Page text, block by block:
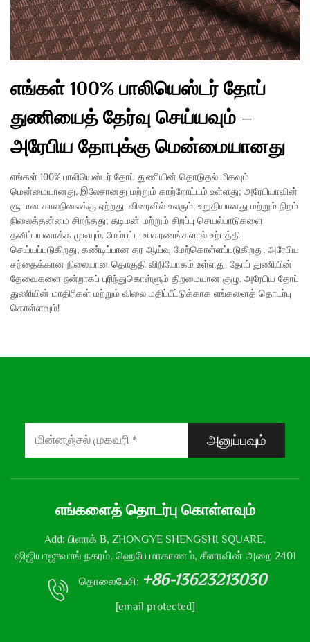
எங்கள் 100% பாலியெஸ்டர் தோப்
துணியைத் தேர்வு செய்யவும் –
அரேபிய தோபுக்கு மென்மையானது
எங்கள் 100% பாலியெஸ்டர் தோப் துணியின் தொடுதல் மிகவும்
மென்மையானது, இலேசானது மற்றும் காற்றோட்டம் உள்ளது; அரேபியாவின்
சூடான காலநிலைக்கு ஏற்றது. விரைவில் உலரும், உறுதியானது மற்றும் நிறம்
நிலைத்தன்மை சிறந்தது; தடிமன் மற்றும் சிறப்பு செயல்பாடுகளை
தனிப்பயனாக்க முடியும். மேம்பட்ட உபகரணங்களால் உற்பத்தி
செய்யப்படுகிறது, கண்டிப்பான தர ஆய்வு மேற்கொள்ளப்படுகிறது, அரேபிய
சந்தைக்கான நிலையான தொகுதி விநியோகம் உள்ளது. தோப் துணியின்
தேவைகளை நன்றாகப் புரிந்துகொள்ளும் திறமையான குழு. அரேபிய தோப்
துணியின் மாதிரிகள் மற்றும் விலை மதிப்பீட்டுக்காக எங்களைத் தொடர்பு
கொள்ளவும்!
அனுப்பவும்
எங்களைத் தொடர்பு கொள்ளவும்
Add: பிளாக் B, ZHONGYE SHENGSHI SQUARE,
ஷிஜியாஜுவாங் நகரம், ஹெபே மாகாணம், சீனாவின் அறை 2401
தொலைபேசி: +86-13623213030
[email protected]